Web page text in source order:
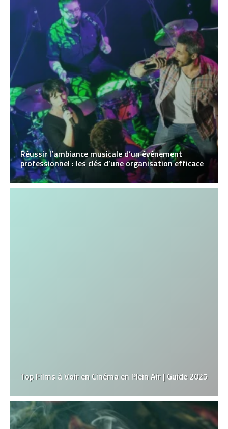
Réussir l’ambiance musicale d’un événement
professionnel : les clés d’une organisation efficace
Top Films à Voir en Cinéma en Plein Air | Guide 2025